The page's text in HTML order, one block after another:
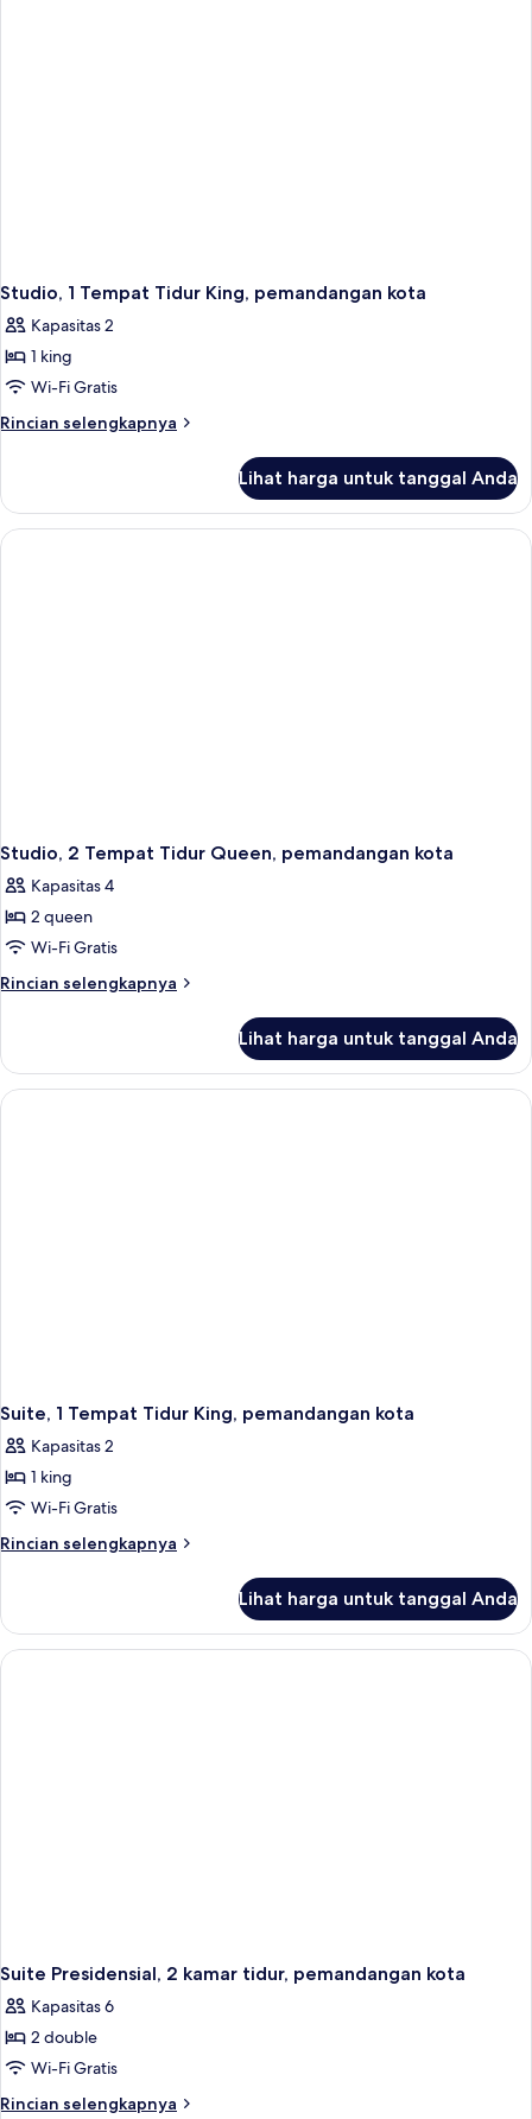
Studio, 1 Tempat Tidur King, pemandangan kota
Kapasitas 2
1 king
Wi-Fi Gratis
Rincian selengkapnya
Rincian
Studio,
Tempat
Lihat harga untuk tanggal Anda
Studio, 2 Tempat Tidur Queen, pemandangan kota
Kapasitas 4
2 queen
Wi-Fi Gratis
Rincian selengkapnya
Rincian
Studio,
Tempat
Lihat harga untuk tanggal Anda
Suite, 1 Tempat Tidur King, pemandangan kota
Kapasitas 2
1 king
Wi-Fi Gratis
Rincian selengkapnya
Rincian
Suite,
Tempat
Lihat harga untuk tanggal Anda
Suite Presidensial, 2 kamar tidur, pemandangan kota
Kapasitas 6
2 double
Wi-Fi Gratis
Rincian selengkapnya
Rincian